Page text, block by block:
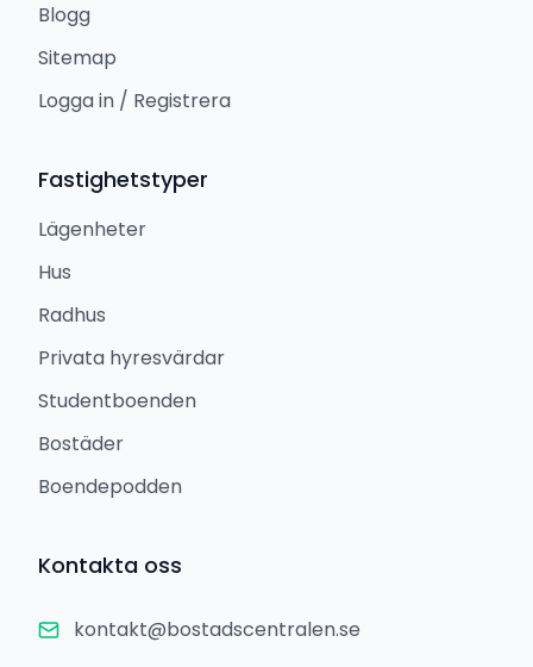
Blogg
Sitemap
Logga in / Registrera
Fastighetstyper
Lägenheter
Hus
Radhus
Privata hyresvärdar
Studentboenden
Bostäder
Boendepodden
Kontakta oss
kontakt@bostadscentralen.se